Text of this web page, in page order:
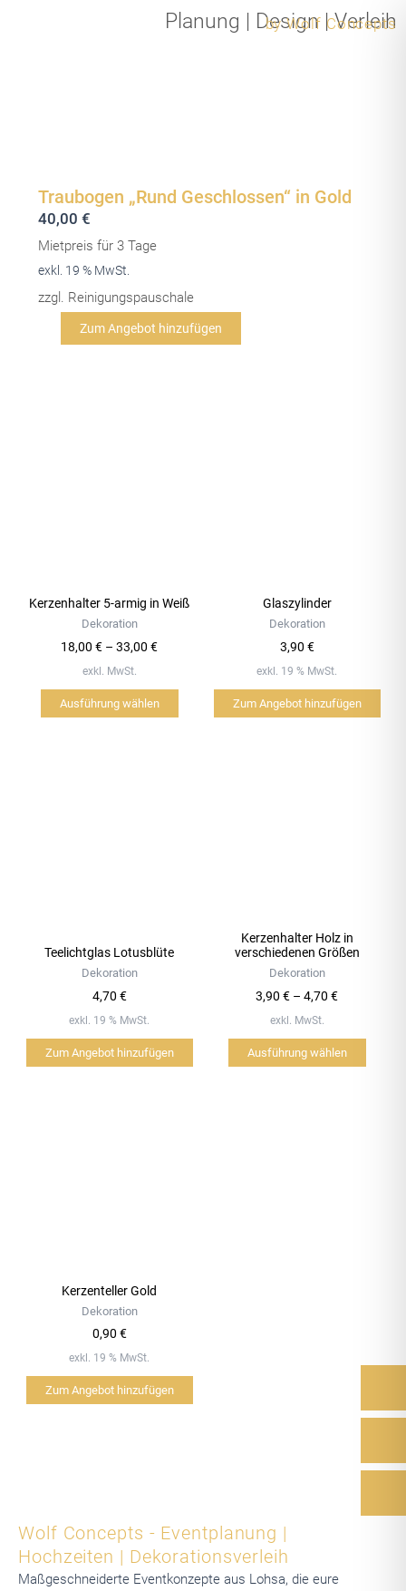
Planung Design| Verleih
by Wolf Concepts
Traubogen „Rund Geschlossen“ in Gold
40,00 €
Mietpreis für 3 Tage
exkl. 19 % MwSt.
zzgl. Reinigungspauschale
Traubogen
Zum Angebot hinzufügen
Kerzenhalter 5-armig in Weiß
Dekoration
18,00 € – 33,00 €
exkl. MwSt.
Ausführung wählen
auf
der
Produktseite
gewählt
werden
Glaszylinder
Dekoration
3,90 €
exkl. 19 % MwSt.
Zum Angebot hinzufügen
Teelichtglas Lotusblüte
Dekoration
4,70 €
exkl. 19 % MwSt.
Zum Angebot hinzufügen
Kerzenhalter Holz in
verschiedenen Größen
Dekoration
3,90 € – 4,70 €
exkl. MwSt.
Ausführung wählen
auf
der
Produktseite
gewählt
Kerzenteller Gold
Dekoration
0,90 €
exkl. 19 % MwSt.
Zum Angebot hinzufügen
Wolf Concepts - Eventplanung |
Hochzeiten | Dekorationsverleih
Maßgeschneiderte Eventkonzepte aus Lohsa, die eure